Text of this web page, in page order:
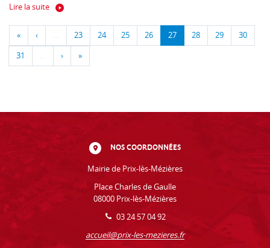
Lire la suite
« ‹ … 23 24 25 26 27 28 29 30
31 … › »
NOS COORDONNÉES
Mairie de Prix-lès-Mézières
Place Charles de Gaulle
08000 Prix-lès-Mézières
03 24 57 04 92
accueil@prix-les-mezieres.fr